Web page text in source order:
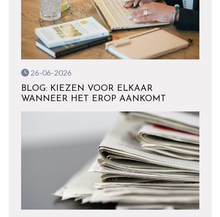
26-06-2026
BLOG: KIEZEN VOOR ELKAAR
WANNEER HET EROP AANKOMT